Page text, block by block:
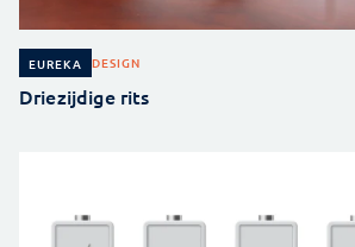
EUREKA DESIGN
Driezijdige rits